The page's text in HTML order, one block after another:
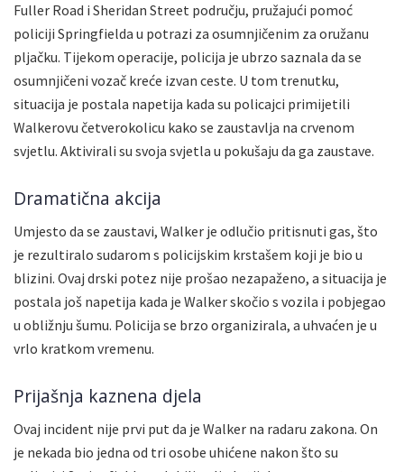
Fuller Road i Sheridan Street području, pružajući pomoć
policiji Springfielda u potrazi za osumnjičenim za oružanu
pljačku. Tijekom operacije, policija je ubrzo saznala da se
osumnjičeni vozač kreće izvan ceste. U tom trenutku,
situacija je postala napetija kada su policajci primijetili
Walkerovu četverokolicu kako se zaustavlja na crvenom
svjetlu. Aktivirali su svoja svjetla u pokušaju da ga zaustave.
Dramatična akcija
Umjesto da se zaustavi, Walker je odlučio pritisnuti gas, što
je rezultiralo sudarom s policijskim krstašem koji je bio u
blizini. Ovaj drski potez nije prošao nezapaženo, a situacija je
postala još napetija kada je Walker skočio s vozila i pobjegao
u obližnju šumu. Policija se brzo organizirala, a uhvaćen je u
vrlo kratkom vremenu.
Prijašnja kaznena djela
Ovaj incident nije prvi put da je Walker na radaru zakona. On
je nekada bio jedna od tri osobe uhićene nakon što su